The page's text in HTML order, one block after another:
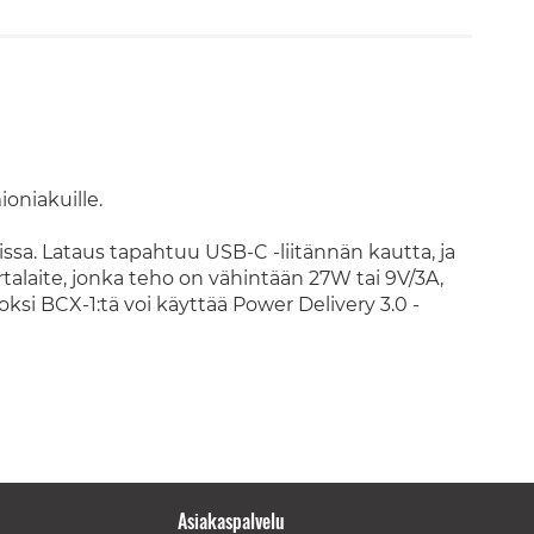
Lataus tapahtuu USB-C -liitännän kautta, ja
jonka teho on vähintään 27W tai 9V/3A,
BCX-1:tä voi käyttää Power Delivery 3.0 -
Asiakaspalvelu